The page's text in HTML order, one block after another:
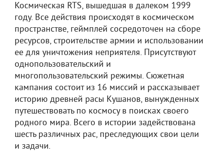
Космическая RTS, вышедшая в далеком 1999
году. Все действия происходят в космическом
пространстве, геймплей сосредоточен на сборе
ресурсов, строительстве армии и использовании
ее для уничтожения неприятеля. Присутствуют
однопользовательский и
многопользовательский режимы. Сюжетная
кампания состоит из 16 миссий и рассказывает
историю древней расы Кушанов, вынужденных
путешествовать по космосу в поисках своего
родного мира. Всего в истории задействована
шесть различных рас, преследующих свои цели
и задачи.